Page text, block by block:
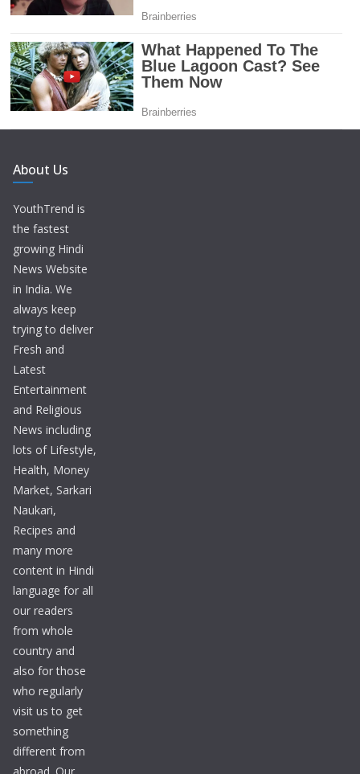
About Us
YouthTrend is
the fastest
growing Hindi
News Website
in India. We
always keep
trying to deliver
Fresh and
Latest
Entertainment
and Religious
News including
lots of Lifestyle,
Health, Money
Market, Sarkari
Naukari,
Recipes and
many more
content in Hindi
language for all
our readers
from whole
country and
also for those
who regularly
visit us to get
something
different from